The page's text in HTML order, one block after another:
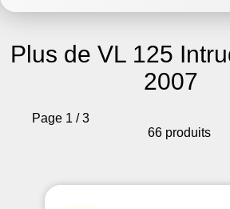
Plus de VL 125
2007
Page 1 / 3
66 produits